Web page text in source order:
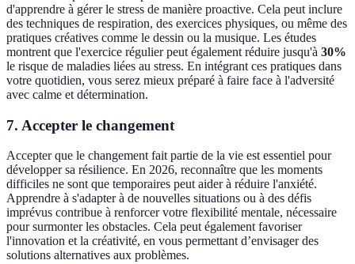
d'apprendre à gérer le stress de manière proactive. Cela peut inclure
des techniques de respiration, des exercices physiques, ou même des
pratiques créatives comme le dessin ou la musique. Les études
montrent que l'exercice régulier peut également réduire jusqu'à 30%
le risque de maladies liées au stress. En intégrant ces pratiques dans
votre quotidien, vous serez mieux préparé à faire face à l'adversité
avec calme et détermination.
7. Accepter le changement
Accepter que le changement fait partie de la vie est essentiel pour
développer sa résilience. En 2026, reconnaître que les moments
difficiles ne sont que temporaires peut aider à réduire l'anxiété.
Apprendre à s'adapter à de nouvelles situations ou à des défis
imprévus contribue à renforcer votre flexibilité mentale, nécessaire
pour surmonter les obstacles. Cela peut également favoriser
l'innovation et la créativité, en vous permettant d’envisager des
solutions alternatives aux problèmes.